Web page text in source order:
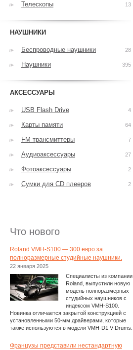
Телескопы 13
НАУШНИКИ
Беспроводные наушники 28
Наушники 395
АКСЕССУАРЫ
USB Flash Drive 4
Карты памяти 64
FM трансмиттеры 7
Аудиоаксессуары 27
Фотоаксессуары 2
Сумки для CD плееров 2
Что нового
Roland VMH-S100 — 300 евро за
полноразмерные студийные наушники.
22 января 2025
Специалисты из компании
Roland, выпустили новую
модель полноразмерных
студийных наушников с
индексом VMH-S100.
Новинка отличается закрытой конструкцией с
установленными 50-мм драйверами, которые
также используются в модели VMH-D1 V-Drums.
Французы представили нестандартную